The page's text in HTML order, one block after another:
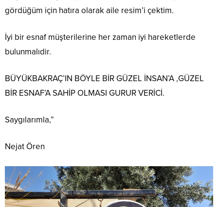
gördüğüm için hatıra olarak aile resim’i çektim.
İyi bir esnaf müşterilerine her zaman iyi hareketlerde
bulunmalıdir.
BÜYÜKBAKRAÇ’IN BÖYLE BİR GÜZEL İNSAN’A ,GÜZEL
BİR ESNAF’A SAHİP OLMASI GURUR VERİCİ.
Saygılarımla,”
Nejat Ören